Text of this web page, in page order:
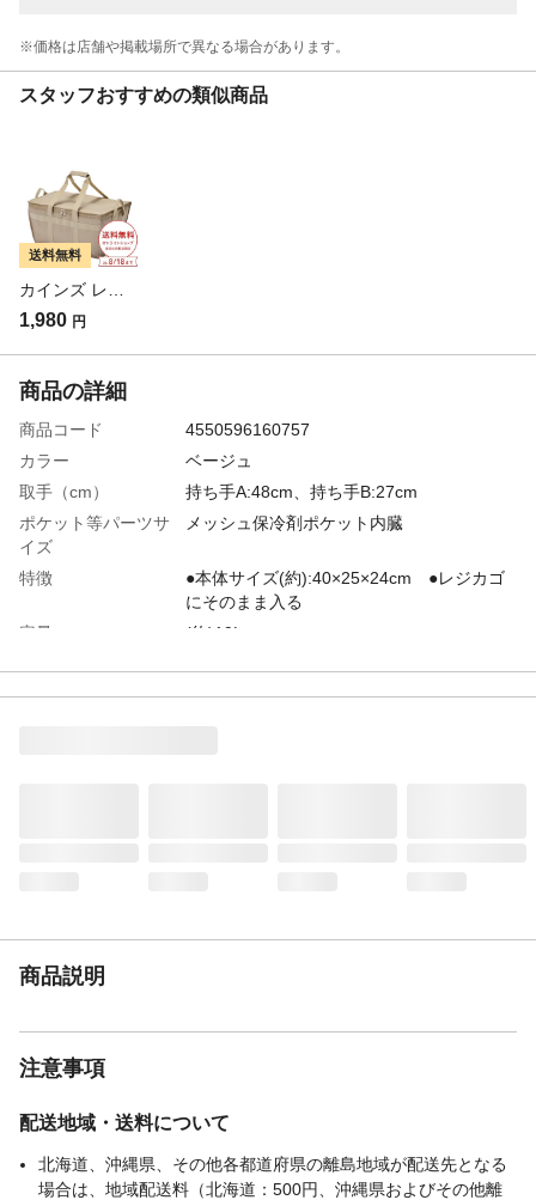
※価格は​店舗や​掲載場所で​異なる​場合が​あります。
スタッフおすすめの類似商品
送料無料
1,980 円
商品の詳細
商品コード
4550596160757
カラー
ベージュ
取手（cm）
持ち手A:48cm、持ち手B:27cm
ポケット等パーツサ
イズ
メッシュ保冷剤ポケット内臓
特徴
●本体サイズ(約):40×25×24cm ●レジカゴ
にそのまま入る
容量
(約)19L
耐荷重（kg）
(約)19
商品説明
注意事項
配送地域・送料について
北海道、沖縄県、その他各都道府県の離島地域が配送先となる
場合は、地域配送料（北海道：500円、沖縄県およびその他離